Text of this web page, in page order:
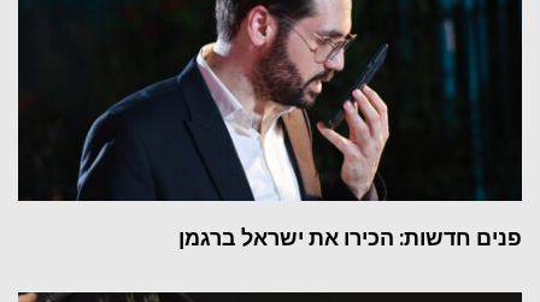
פנים חדשות: הכירו את ישראל ברגמן